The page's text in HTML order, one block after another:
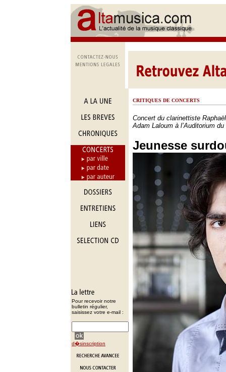
Pour recevoir notre
bulletin régulier,
saisissez votre e-mail :
d�sinscription
CRITIQUES DE CONCERTS
Concert du clarinettiste
Adam Laloum à l’Auditorium
Jeunesse